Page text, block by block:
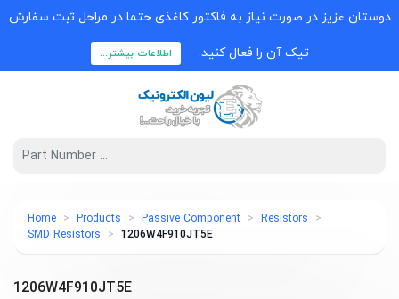
دوستان عزیز در صورت نیاز به فاکتور کاغذی حتما در مراحل ثبت سفارش
تیک آن را فعال کنید. اطلاعات بیشتر...
Home Products Passive Component
Resistors
SMD Resistors
1206W4F910JT5E
1206W4F910JT5E